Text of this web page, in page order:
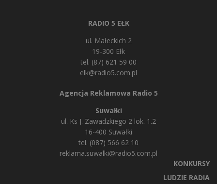
RADIO 5 EŁK
ul. Małeckich 2
19-300 Ełk
tel. (87) 621 59 00
elk@radio5.com.pl
Agencja Reklamowa Radio 5
Suwałki
ul. Ks J. Zawadzkiego 2 lok. 1.2
16-400 Suwałki
tel. (087) 566 62 10
reklama.suwalki@radio5.com.pl
KONKURSY
LUDZIE RADIA